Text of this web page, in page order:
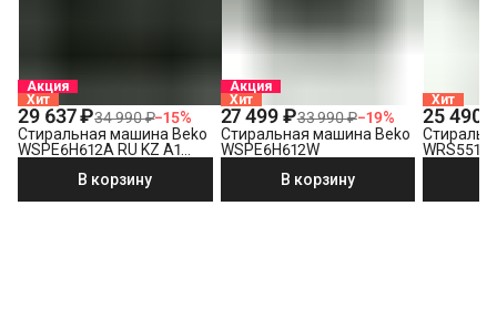
Акция
Хит
29 637 ₽34 990 ₽−15%
Стиральная машина Beko
WSPE6H612A RU KZ A1
В корзину
Акция
Хит
27 499 ₽33 990 ₽−19%
Стиральная машина Beko
WSPE6H612W
В корзину
Хит
25 490